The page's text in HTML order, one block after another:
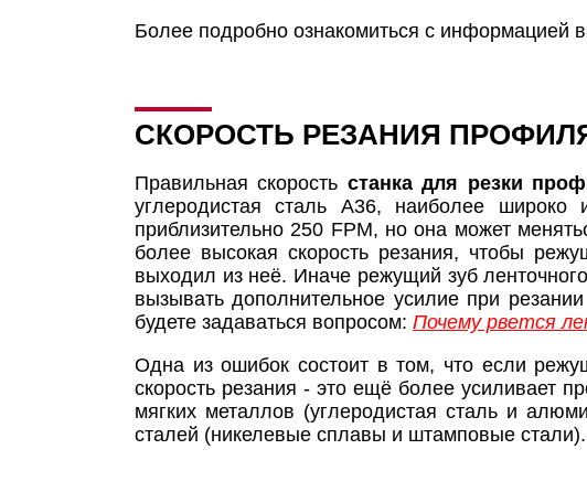
Более подробно ознакомиться с информацией
СКОРОСТЬ РЕЗАНИЯ
Правильная скорость станка для резки
углеродистая сталь A36, наиболее широко
приблизительно 250 FPM, но она может
более высокая скорость резания, чтобы
выходил из неё. Иначе режущий зуб
вызывать дополнительное усилие при
будете задаваться вопросом: Почему рвется
Одна из ошибок состоит в том, что если
скорость резания - это ещё более усиливает
мягких металлов (углеродистая сталь и
сталей (никелевые сплавы и штамповые стали).